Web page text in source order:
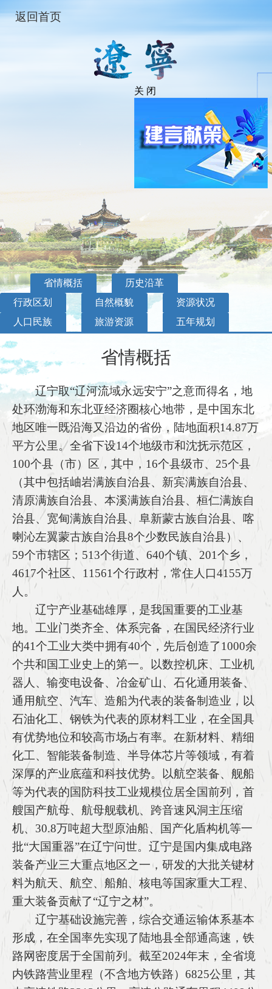
关 闭
返回首页
省情概括
历史沿革
行政区划
自然概貌
资源状况
人口民族
旅游资源 五年规划
省情概括
辽宁取“辽河流域永远安宁”之意而得名，地
处环渤海和东北亚经济圈核心地带，是中国东北
地区唯一既沿海又沿边的省份，陆地面积14.87万
平方公里。全省下设14个地级市和沈抚示范区，
100个县（市）区，其中，16个县级市、25个县
（其中包括岫岩满族自治县、新宾满族自治县、
清原满族自治县、本溪满族自治县、桓仁满族自
治县、宽甸满族自治县、阜新蒙古族自治县、喀
喇沁左翼蒙古族自治县8个少数民族自治县）、
59个市辖区；513个街道、640个镇、201个乡，
4617个社区、11561个行政村，常住人口4155万
人。
辽宁产业基础雄厚，是我国重要的工业基
地。工业门类齐全、体系完备，在国民经济行业
的41个工业大类中拥有40个，先后创造了1000余
个共和国工业史上的第一。以数控机床、工业机
器人、输变电设备、冶金矿山、石化通用装备、
通用航空、汽车、造船为代表的装备制造业，以
石油化工、钢铁为代表的原材料工业，在全国具
有优势地位和较高市场占有率。在新材料、精细
化工、智能装备制造、半导体芯片等领域，有着
深厚的产业底蕴和科技优势。以航空装备、舰船
等为代表的国防科技工业规模位居全国前列，首
艘国产航母、航母舰载机、跨音速风洞主压缩
机、30.8万吨超大型原油船、国产化盾构机等一
批“大国重器”在辽宁问世。辽宁是国内集成电路
装备产业三大重点地区之一，研发的大批关键材
料为航天、航空、船舶、核电等国家重大工程、
重大装备贡献了“辽宁之材”。
辽宁基础设施完善，综合交通运输体系基本
形成，在全国率先实现了陆地县全部通高速，铁
路网密度居于全国前列。截至2024年末，全省境
内铁路营业里程（不含地方铁路）6825公里，其